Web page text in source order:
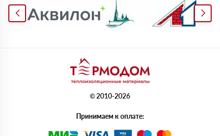
© 2010-2026
Принимаем к оплате: